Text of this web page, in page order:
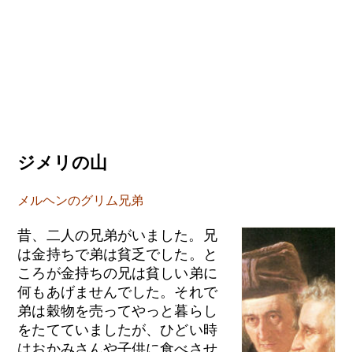
ジメリの山
メルヘンのグリム兄弟
昔、二人の兄弟がいました。兄
は金持ちで弟は貧乏でした。と
ころが金持ちの兄は貧しい弟に
何もあげませんでした。それで
弟は穀物を売ってやっと暮らし
をたてていましたが、ひどい時
はおかみさんや子供に食べさせ